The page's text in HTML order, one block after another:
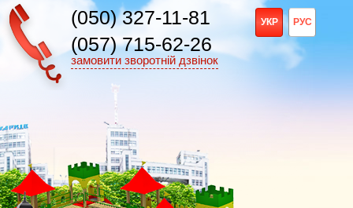
РУС
УКР
(050) 327-11-81
(057) 715-62-26
замовити зворотній дзвінок